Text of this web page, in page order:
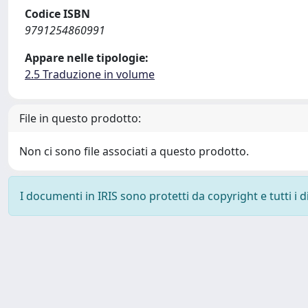
Codice ISBN
9791254860991
Appare nelle tipologie:
2.5 Traduzione in volume
File in questo prodotto:
Non ci sono file associati a questo prodotto.
I documenti in IRIS sono protetti da copyright e tutti i